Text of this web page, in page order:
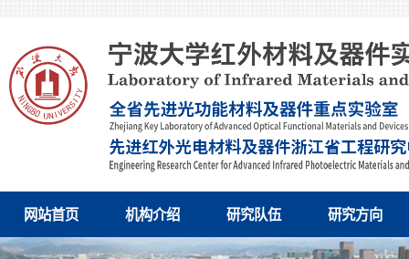
网站首页 机构介绍 研究队伍 研究方向